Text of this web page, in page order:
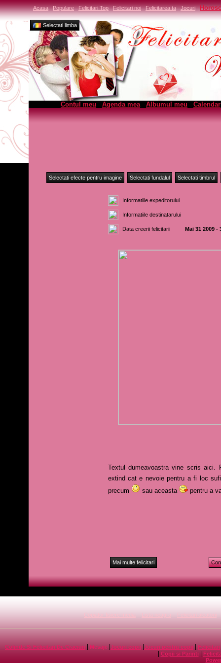
Acasa Populare Felicitari Top Felicitari noi Felicitarea ta Jocuri
Selectati limba
Contul meu Agenda mea Albumul meu Calendar
Selectati efecte pentru imagine Selectati fundalul Selectati timbrul
Informatiile expeditorului
Informatiile destinatarului
Data creerii felicitarii Mai 31 2009 -
Textul dumeavoastra vine scris aici.
extind cat e nevoie pentru a fi loc
precum
sau aceasta pentru a
Mai multe felicitari
Copiator fisiere media
Colinde Si Felicitari De Craciun Mesaje Jocuri copii Jocuri pentru copii Felicitari
Copii si Parinti